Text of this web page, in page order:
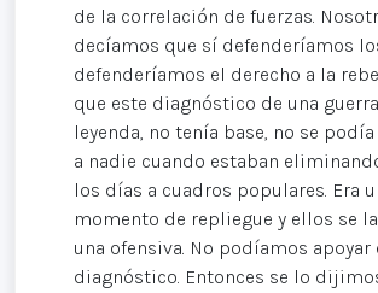
de la correlación de fuerzas.
decíamos que sí defenderíamos
defenderíamos el derecho a la
que este diagnóstico de una
leyenda, no tenía base, no se
a nadie cuando estaban
los días a cuadros populares. Era
momento de repliegue y ellos se
una ofensiva. No podíamos apoyar
diagnóstico. Entonces se lo